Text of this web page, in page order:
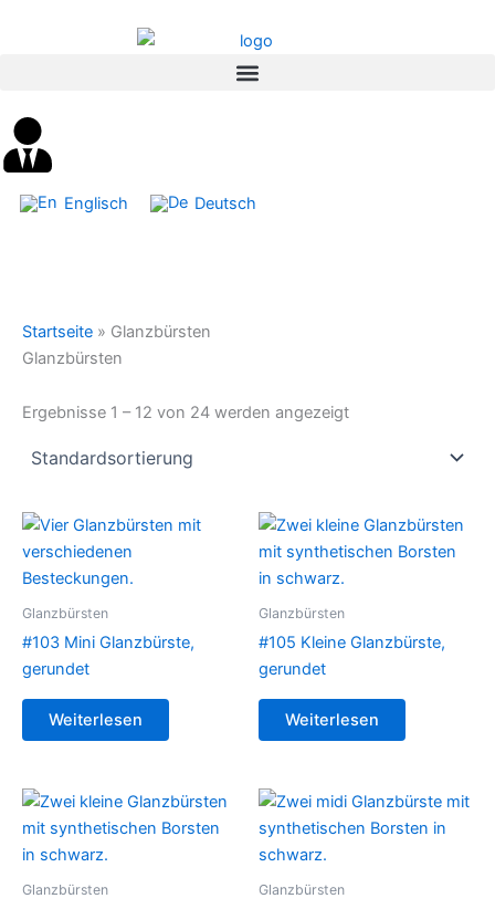
Englisch Deutsch
Startseite » Glanzbürsten
Glanzbürsten
Ergebnisse 1 – 12 von 24 werden angezeigt
Glanzbürsten
#103 Mini Glanzbürste,
gerundet
Weiterlesen
Glanzbürsten
#105 Kleine Glanzbürste,
gerundet
Weiterlesen
Glanzbürsten Glanzbürsten